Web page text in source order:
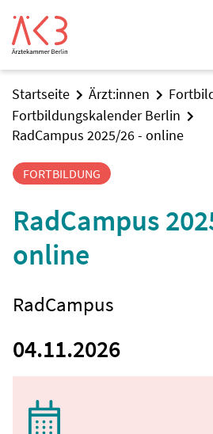
Startseite Ärzt:innen
Fortbildungskalender Berlin
RadCampus 2025/26 - online
FORTBILDUNG
RadCampus
online
RadCampus
04.11.2026